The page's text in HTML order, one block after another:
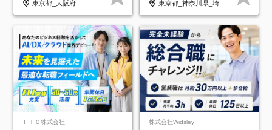
東京都_大阪府
制度
東京都_神奈川県_埼玉県_千葉県_大阪府_愛知県_北海道_青森県_岩手県_宮城県_秋田県_山形県_福島県_茨城県_栃木県_群馬県_新潟県_山梨県_長野県_富山県_石川県_福井県_静岡県_岐阜県_三重県_兵庫県_京都府_滋賀県_奈良県_和歌山県_広島県_岡山県_鳥取県_島根県_山口県_徳島県_香川県_愛媛県_高知県_福岡県_熊本県_佐賀県_長崎県_大分県_宮崎県_鹿児島県_沖縄県
ＦＴＣ株式会社 株式会社Widsley